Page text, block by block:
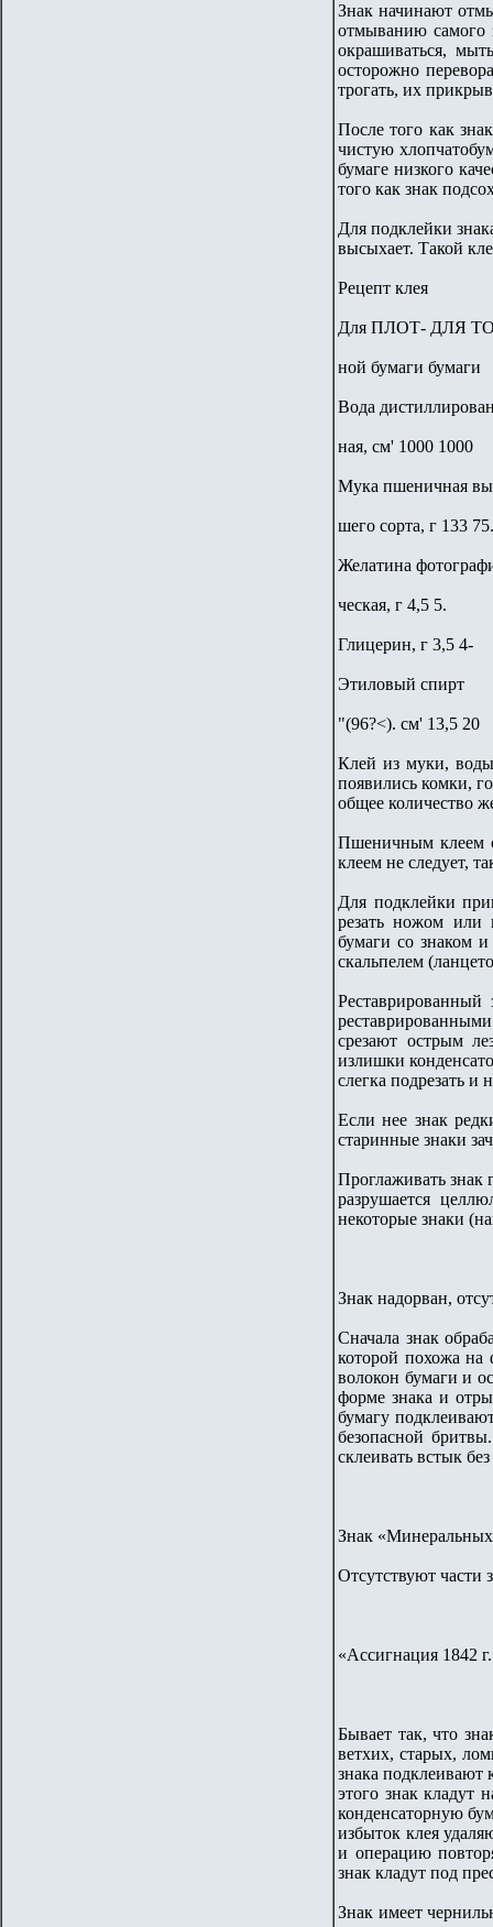
Знак начинают
отмыванию самого
окрашиваться,
осторожно
трогать, их
После того как
чистую
бумаге низкого
того как знак
Для подклейки
высыхает. Такой
Рецепт клея
Для ПЛОТ- ДЛЯ
ной бумаги бумаги
Вода
ная, см' 1000 1000
Мука пшеничная
шего сорта, г 133 75.
Желатина
ческая, г 4,5 5.
Глицерин, г 3,5 4-
Этиловый спирт
"(96?<). см' 13,5 20
Клей из муки, воды
появились комки,
общее количество
Пшеничным клеем
клеем не следует,
Для подклейки
резать ножом или
бумаги со знаком
скальпелем
срезают острым
излишки
слегка подрезать
Если нее знак
старинные знаки
Проглаживать знак
разрушается
некоторые знаки
Знак надорван,
Сначала знак
которой похожа на
волокон бумаги и
форме знака и
бумагу
безопасной
склеивать встык
Знак «Минеральных
Отсутствуют части
«Ассигнация 1842
Бывает так, что
ветхих, старых,
знака подклеивают
этого знак кладут
конденсаторную
избыток клея
и операцию
знак кладут под
Знак имеет